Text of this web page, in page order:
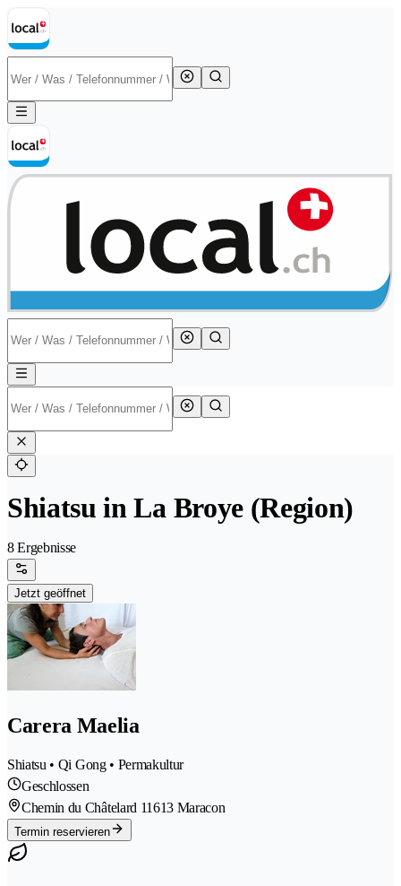
Shiatsu in La Broye (Region)
8 Ergebnisse
Jetzt geöffnet
Carera Maelia
Shiatsu • Qi Gong • Permakultur
Geschlossen
Chemin du Châtelard 11613 Maracon
Termin reservieren